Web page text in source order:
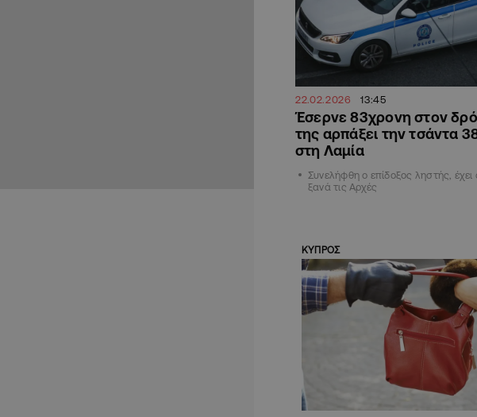
22.02.2026 13:45
Έσερνε 83χρονη στον
της αρπάξει την τσάντα
στη Λαμία
Συνελήφθη ο επίδοξος ληστής,
ξανά τις Αρχές
ΚΥΠΡΟΣ